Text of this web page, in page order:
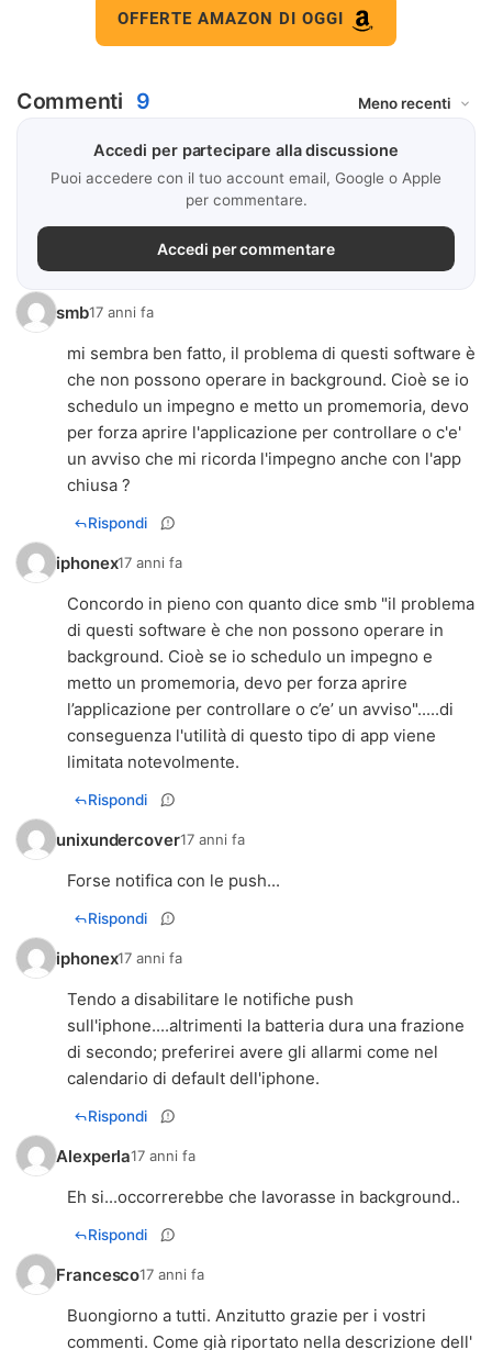
OFFERTE AMAZON DI OGGI
Commenti 9
Accedi per partecipare alla discussione
Puoi accedere con il tuo account email, Google o Apple
per commentare.
Accedi per commentare
smb17 anni fa
mi sembra ben fatto, il problema di questi software è
che non possono operare in background. Cioè se io
schedulo un impegno e metto un promemoria, devo
per forza aprire l'applicazione per controllare o c'e'
un avviso che mi ricorda l'impegno anche con l'app
chiusa ?
Rispondi
iphonex17 anni fa
Concordo in pieno con quanto dice smb "il problema
di questi software è che non possono operare in
background. Cioè se io schedulo un impegno e
metto un promemoria, devo per forza aprire
l’applicazione per controllare o c’e’ un avviso".....di
conseguenza l'utilità di questo tipo di app viene
limitata notevolmente.
Rispondi
unixundercover17 anni fa
Forse notifica con le push...
Rispondi
iphonex17 anni fa
Tendo a disabilitare le notifiche push
sull'iphone....altrimenti la batteria dura una frazione
di secondo; preferirei avere gli allarmi come nel
calendario di default dell'iphone.
Rispondi
Alexperla17 anni fa
Eh si...occorrerebbe che lavorasse in background..
Rispondi
Francesco17 anni fa
Buongiorno a tutti. Anzitutto grazie per i vostri
commenti. Come già riportato nella descrizione dell'